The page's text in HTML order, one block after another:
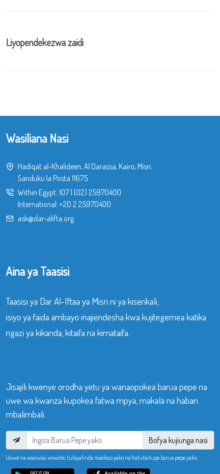
Liyopendekezwa zaidi
Wasiliana Nasi
Hadiqat al-Khalideen, Al Darassa, Kairo, Misri.
Sanduku la Posta 11675
Within Egypt: 107| (02) 25970400
International: +20 2 25970400
ask@dar-alifta.org
Aina ya Taasisi
Taasisi ya Dar Al-Iftaa ya Misri ni ya kiserikali,
isiyo ya faida ambayo inajiendesha kwa kujitegemea katika
ngazi ya kikanda, kitaifa na kimataifa.
Jisajili kwenye orodha yetu ya wanaopokea barua pepe na
uwe wa kwanza kupokea fatwa mpya, makala na habari
mbalimbali.
Bofya kujiunga nasi
Usiwe na wasiwasi wowote, tutayalinda maelezo yako na hatutaitupa barua pepe yako.